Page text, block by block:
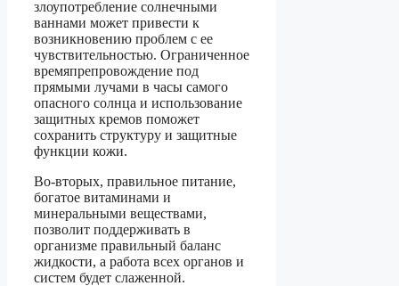
злоупотребление солнечными
ваннами может привести к
возникновению проблем с ее
чувствительностью. Ограниченное
времяпрепровождение под
прямыми лучами в часы самого
опасного солнца и использование
защитных кремов поможет
сохранить структуру и защитные
функции кожи.
Во-вторых, правильное питание,
богатое витаминами и
минеральными веществами,
позволит поддерживать в
организме правильный баланс
жидкости, а работа всех органов и
систем будет слаженной.